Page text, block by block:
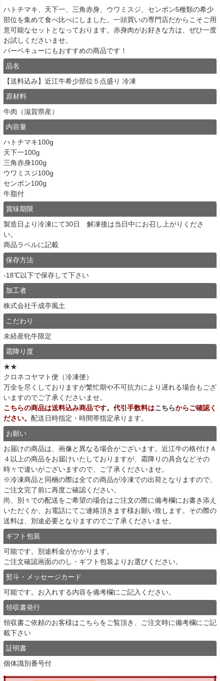
ハトチマキ、天下一、三角赤身、ウワミスジ、センボン5種類の希少
部位を集めて食べ比べにしました。一頭買いの専門店だからこそご用
意可能なセットとなっております。赤身肉がお好きな方は、ぜひ一度
お試しくださいませ。
バーベキューにもおすすめの商品です！
品名
【送料込み】近江牛希少部位５点盛り 冷凍
原材料
牛肉（滋賀県産）
内容量
ハトチマキ100g
天下一100g
三角赤身100g
ウワミスジ100g
センボン100g
牛脂付
賞味期限
製造日より冷凍にて30日 解凍後は当日中にお召し上がりくださ
い。
商品ラベルに記載
保存方法
-18℃以下で保存して下さい
加工者
株式会社千成亭風土
こだわり
未経産牝牛限定
霜降り度
★★
クロネコヤマト便（冷凍便）
万全を尽くしておりますが繁忙期や不可抗力により遅れる場合もござ
いますのでご了承くださいませ。
こちらの商品は送料込み商品です。代引手数料はこちらからご確認く
ださい。 配送日時指定・時間帯指定承ります。
お願い
お届けの商品は、画像と異なる場合がございます。近江牛の格付けＡ
４以上の商品をお届けいたしておりますが、霜降りの具合などその
時々で違いがございますので、ご了承くださいませ。
※冷凍商品と同梱の際は全ての商品が冷凍での出荷となりますので、
ご注文完了前に再度ご確認ください。
尚、別々での配送をご希望の場合はご注文の際に備考欄にお書き添え
いただくか、お電話にてご連絡頂きます様お願い致します。その際の
送料は、別途必要となりますのでご了承くださいませ。
ギフト包装
可能です。別途料金がかかります。
ご注文確認画面ののし・ギフト包装よりお選びください。
熨斗・メッセージカード
可能です。お入れする内容を備考欄にご記入ください。
領収書発行
領収書ご依頼のお客様はこちらをご覧頂き、ご注文時に備考欄にご記
載下さい
証明書
個体識別番号付